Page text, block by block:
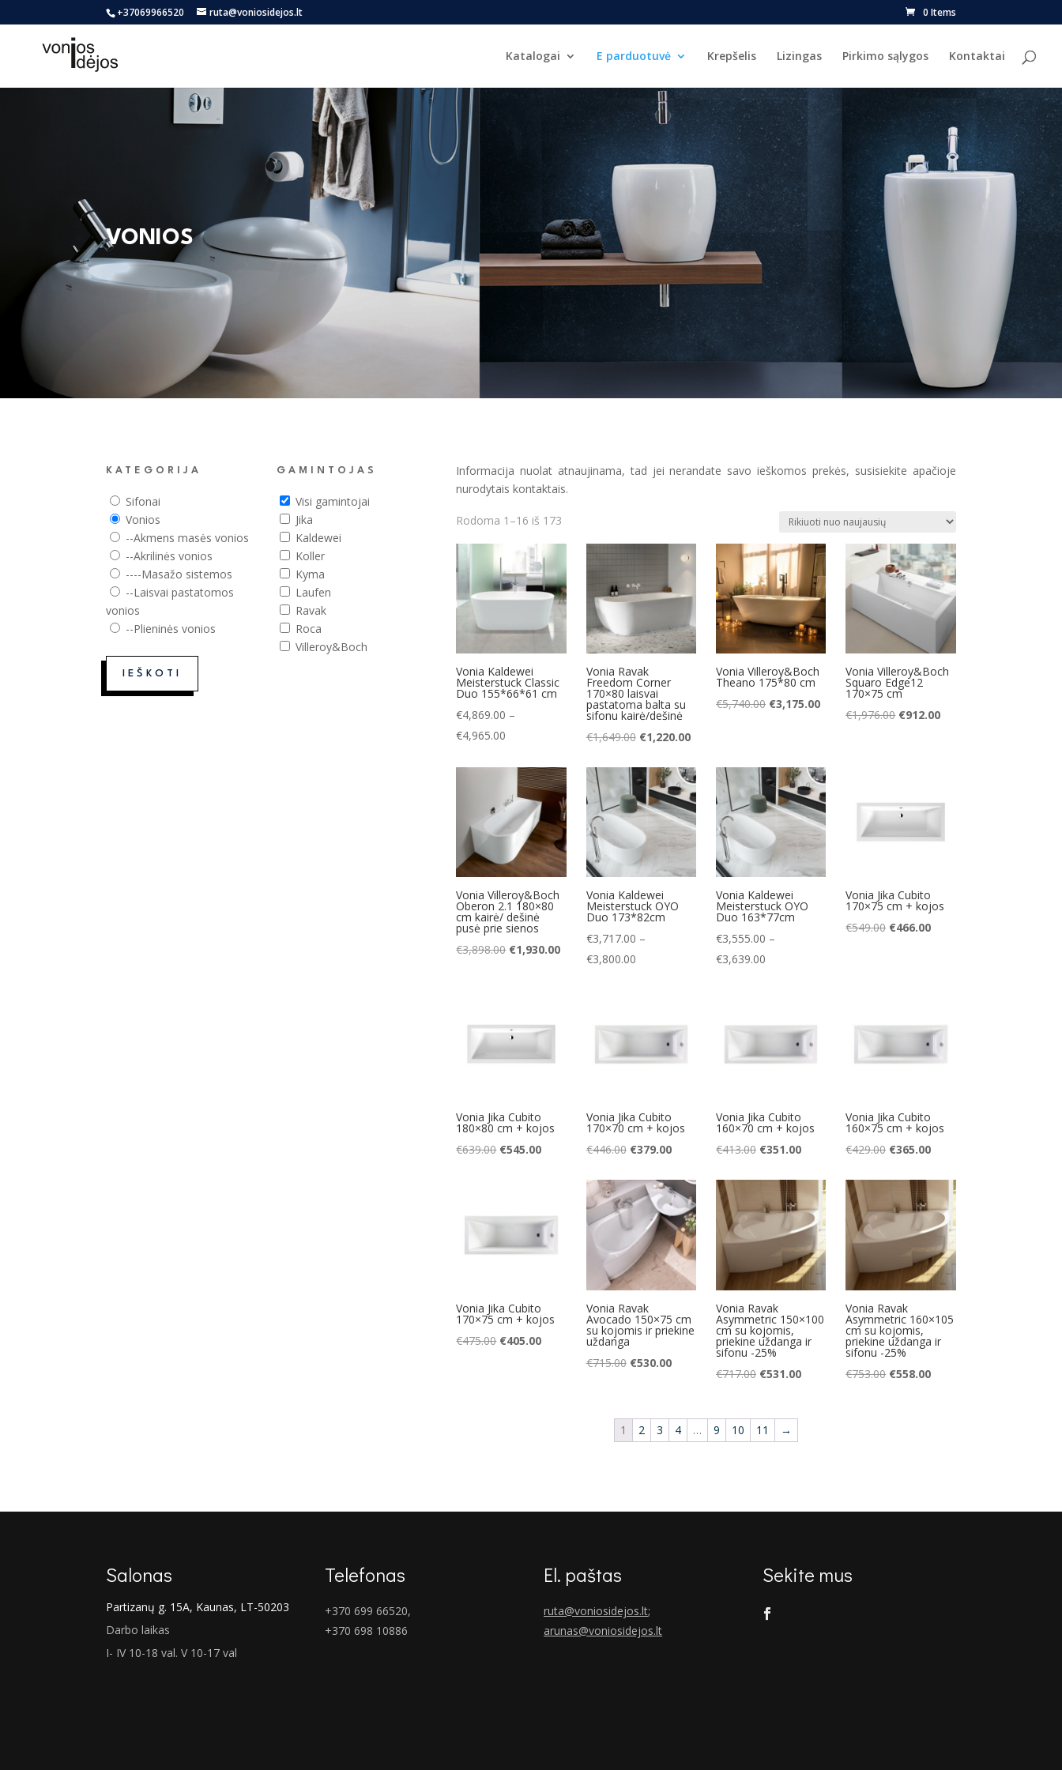
+37069966520 ruta@voniosidejos.lt 0 Items
Katalogai E parduotuvė Krepšelis Lizingas Pirkimo sąlygos Kontaktai
VONIOS
KATEGORIJA
Sifonai
Vonios
--Akmens masės vonios
--Akrilinės vonios
----Masažo sistemos
--Laisvai pastatomos
vonios
--Plieninės vonios
GAMINTOJAS
Visi gamintojai
Jika
Kaldewei
Koller
Kyma
Laufen
Ravak
Roca
Villeroy&Boch
IEŠKOTI
Informacija nuolat atnaujinama, tad jei nerandate savo ieškomos prekės, susisiekite apačioje
nurodytais kontaktais.
Rodoma 1–16 iš 173
Vonia Kaldewei
Meisterstuck Classic
Duo 155*66*61 cm
€4,869.00 –
€4,965.00
€4,869.00
through
€4,965.00
Vonia Ravak
Freedom Corner
170×80 laisvai
pastatoma balta su
sifonu kairė/dešinė
€1,649.00 Original
was:
€1,649.00.
€1,220.00Current
is:
€1,220.00.
Vonia Villeroy&Boch
Theano 175*80 cm
€5,740.00 Original
€5,740.00.
€3,175.00Current
€3,175.00.
Vonia Villeroy&Boch
Squaro Edge12
170×75 cm
€1,976.00 Original
€912.00Current
Vonia Villeroy&Boch
Oberon 2.1 180×80
cm kairė/ dešinė
pusė prie sienos
€3,898.00 Original
€1,930.00Current
Vonia Kaldewei
Meisterstuck OYO
Duo 173*82cm
€3,717.00 –
€3,800.00Price
€3,800.00
Vonia Kaldewei
Meisterstuck OYO
Duo 163*77cm
€3,555.00 –
€3,639.00Price
€3,639.00
Vonia Jika Cubito
170×75 cm + kojos
€549.00 Original
€466.00Current
Vonia Jika Cubito
180×80 cm + kojos
€639.00 Original
€545.00Current
Vonia Jika Cubito
170×70 cm + kojos
€446.00 Original
was:
€446.00.
€379.00Current
is:
€379.00.
Vonia Jika Cubito
160×70 cm + kojos
€413.00 Original
was:
€413.00.
€351.00Current
€351.00.
Vonia Jika Cubito
160×75 cm + kojos
€429.00 Original
was:
€429.00.
€365.00Current
€365.00.
Vonia Jika Cubito
170×75 cm + kojos
€475.00 Original
€405.00Current
Vonia Ravak
Avocado 150×75 cm
su kojomis ir priekine
uždanga
€715.00 Original
€715.00.
€530.00Current
€530.00.
Vonia Ravak
Asymmetric 150×100
cm su kojomis,
priekine uždanga ir
sifonu -25%
€717.00 Original
€717.00.
€531.00Current
Vonia Ravak
Asymmetric 160×105
cm su kojomis,
priekine uždanga ir
sifonu -25%
€753.00 Original
€558.00Current
1 2 3 4 … 9 10 11 →
Salonas
Partizanų g. 15A, Kaunas, LT-50203
Darbo laikas
I- IV 10-18 val. V 10-17 val
Telefonas
+370 699 66520,
+370 698 10886
El. paštas
ruta@voniosidejos.lt;
arunas@voniosidejos.lt
Sekite mus